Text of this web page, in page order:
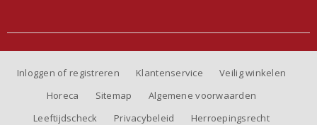
Inloggen of registreren Klantenservice
Veilig winkelen
Horeca
Sitemap
Algemene voorwaarden
Leeftijdscheck
Privacybeleid Herroepingsrecht